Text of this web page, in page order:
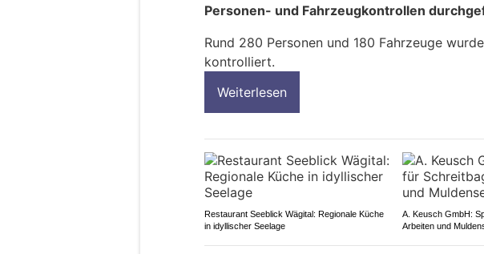
Personen- und Fahrzeugkontrollen
Rund 280 Personen und 180 Fahrzeuge
kontrolliert.
Weiterlesen
Restaurant Seeblick Wägital: Regionale Küche
in idyllischer Seelage
A. Keusch GmbH:
Arbeiten und